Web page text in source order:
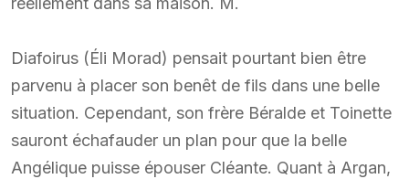
Diafoirus (Éli Morad) pensait pourtant bien être
parvenu à placer son benêt de fils dans une belle
situation. Cependant, son frère Béralde et Toinette
sauront échafauder un plan pour que la belle
Angélique puisse épouser Cléante. Quant à Argan,